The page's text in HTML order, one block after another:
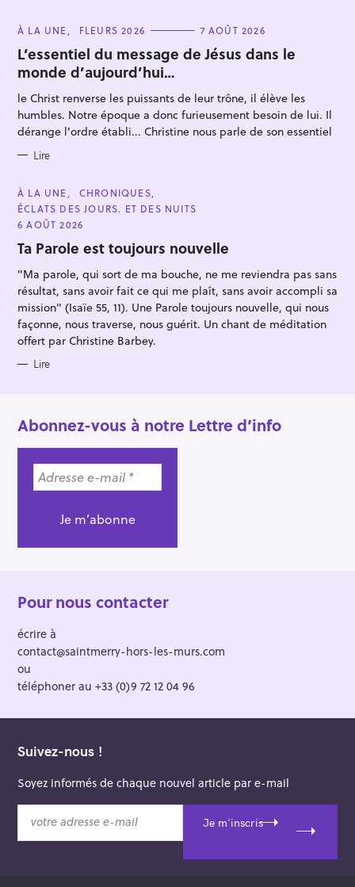
C
T
E
G
O
R
I
E
S
À LA UNE FLEURS 2026 7 AOÛT 2026
L’essentiel du message de Jésus dans le
monde d’aujourd’hui…
le Christ renverse les puissants de leur trône, il élève les
humbles. Notre époque a donc furieusement besoin de lui. Il
dérange l'ordre établi... Christine nous parle de son essentiel
Lire
C
A
T
E
O
R
E
À LA UNE
CHRONIQUES
ÉCLATS DES JOURS. ET DES NUITS
6 AOÛT 2026
Ta Parole est toujours nouvelle
"Ma parole, qui sort de ma bouche, ne me reviendra pas sans
résultat, sans avoir fait ce qui me plaît, sans avoir accompli sa
mission" (Isaïe 55, 11). Une Parole toujours nouvelle, qui nous
façonne, nous traverse, nous guérit. Un chant de méditation
offert par Christine Barbey.
Lire
Abonnez-vous à notre Lettre d’info
Pour nous contacter
écrire à
contact@saintmerry-hors-les-murs.com
ou
téléphoner au +33 (0)9 72 12 04 96
Suivez-nous !
Soyez informés de chaque nouvel article par e-mail
t
Je m'inscris
c
e
c
h
r